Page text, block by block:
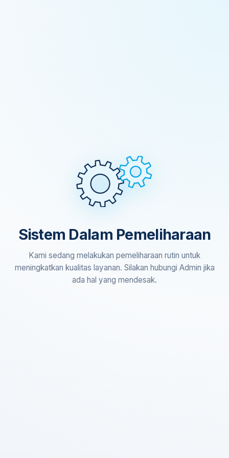
Sistem Dalam Pemeliharaan
Kami sedang melakukan pemeliharaan rutin untuk
meningkatkan kualitas layanan. Silakan hubungi Admin jika
ada hal yang mendesak.